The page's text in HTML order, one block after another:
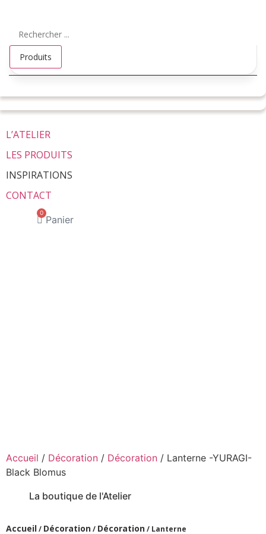
contenu
Produits
L’ATELIER
LES PRODUITS
INSPIRATIONS
CONTACT
0
Panier
Accueil / Décoration / Décoration / Lanterne -YURAGI-
Black Blomus
La boutique de l'Atelier
Accueil/ Décoration/ Décoration/ Lanterne